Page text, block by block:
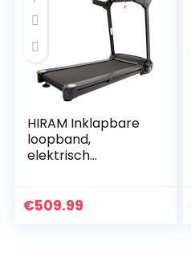
HIRAM Inklapbare
loopband,
elektrisch
speedrunner met
€509.99